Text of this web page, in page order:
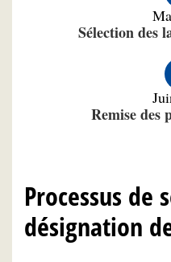
Sélection des
Remise des
Processus de
désignation